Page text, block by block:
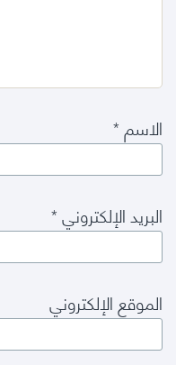
الاسم*
البريد الإلكتروني*
الموقع الإلكتروني